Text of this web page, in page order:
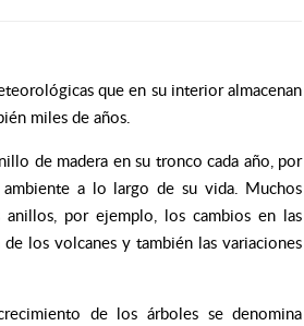
que en su interior almacenan
miles de años.
de madera en su tronco cada año, por
a lo largo de su vida. Muchos
por ejemplo, los cambios en las
los volcanes y también las variaciones
de los árboles se denomina